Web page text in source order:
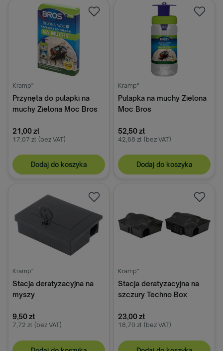
Kramp"
Przynęta do pułapki na
muchy Zielona Moc Bros
21,00 zł
17,07 zł (bez VAT)
Dodaj do koszyka
Kramp"
Pułapka na muchy Zielona
Moc Bros
52,50 zł
42,68 zł (bez VAT)
Dodaj do koszyka
Kramp"
Stacja deratyzacyjna na
myszy
9,50 zł
7,72 zł (bez VAT)
Kramp"
Stacja deratyzacyjna na
szczury Techno Box
23,00 zł
18,70 zł (bez VAT)